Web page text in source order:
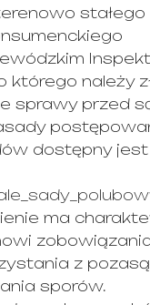
stałego
którego należy
sprawy przed
dostępny
ma
z
sporów.